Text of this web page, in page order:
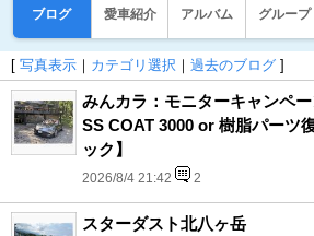
ブログ 愛車紹介 アルバム グループ
[ 写真表示 ｜ カテゴリ選択 ｜ 過去のブログ ]
みんカラ：モニターキャンペ
SS COAT 3000 or 樹脂パーツ
ック】
2026/8/4 21:42 2
スターダスト北八ヶ岳